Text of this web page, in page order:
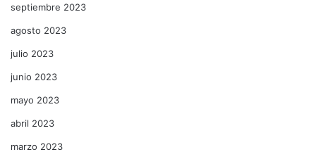
septiembre 2023
agosto 2023
julio 2023
junio 2023
mayo 2023
abril 2023
marzo 2023